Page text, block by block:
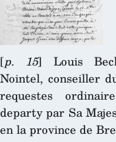
[p. 15] Louis
Nointel, conseiller
requestes
departy par Sa
en la province de